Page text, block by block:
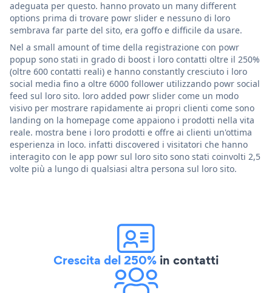
adeguata per questo. hanno provato un many different
options prima di trovare powr slider e nessuno di loro
sembrava far parte del sito, era goffo e difficile da usare.
Nel a small amount of time della registrazione con powr
popup sono stati in grado di boost i loro contatti oltre il 250%
(oltre 600 contatti reali) e hanno constantly cresciuto i loro
social media fino a oltre 6000 follower utilizzando powr social
feed sul loro sito. loro added powr slider come un modo
visivo per mostrare rapidamente ai propri clienti come sono
landing on la homepage come appaiono i prodotti nella vita
reale. mostra bene i loro prodotti e offre ai clienti un'ottima
esperienza in loco. infatti discovered i visitatori che hanno
interagito con le app powr sul loro sito sono stati coinvolti 2,5
volte più a lungo di qualsiasi altra persona sul loro sito.
Crescita del 250% in contatti